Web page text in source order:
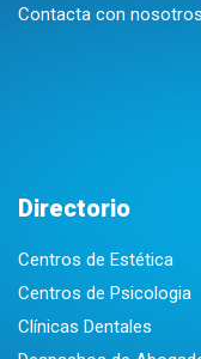
Contacta con nosotros
Directorio
Centros de Estética
Centros de Psicologia
Clínicas Dentales